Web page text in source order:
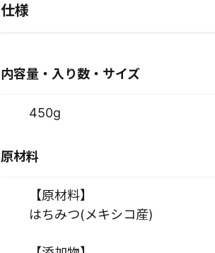
仕様
内容量・入り数・サイズ
450g
原材料
【原材料】
はちみつ(メキシコ産)